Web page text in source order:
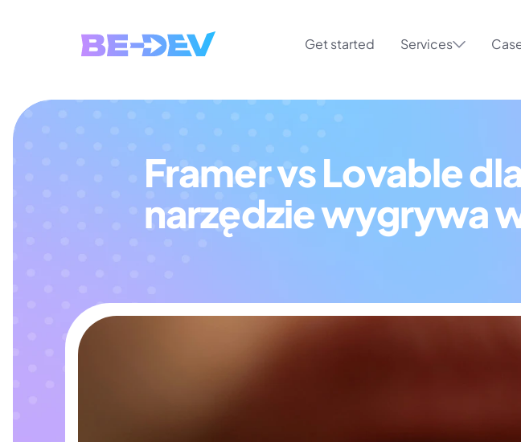
Get started Services
Framer vs Lovable
narzędzie wygrywa